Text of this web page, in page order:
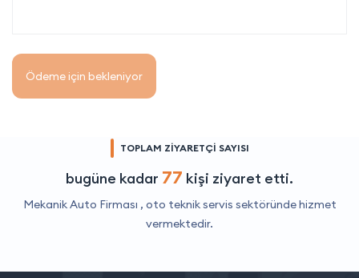
Ödeme için bekleniyor
TOPLAM ZİYARETÇİ SAYISI
bugüne kadar 77 kişi ziyaret etti.
Mekanik Auto Firması , oto teknik servis sektöründe hizmet
vermektedir.